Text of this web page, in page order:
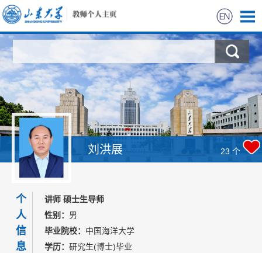
科学研究
教学研究
获奖信息
招生信息
学生信息
我的相册
刘洪展 23 个
个
人
信
息
讲师 硕士生导师
性别： 男
毕业院校： 中国海洋大学
学历： 研究生(博士)毕业